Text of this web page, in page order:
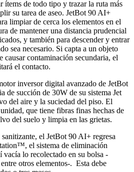
ítems de todo tipo y trazar la ruta más
su tarea de aseo. JetBot 90 AI+
limpiar de cerca los elementos en el
de mantener una distancia prudencial
y también para descender y entrar
sea necesario. Si capta a un objeto
causar contaminación secundaria, el
el contacto.
inversor digital avanzado de JetBot
de succión de 30W de su sistema Jet
del aire y la suciedad del piso. El
que tiene fibras finas hechas de
del suelo y limpia en las grietas.
el JetBot 90 AI+ regresa
el sistema de eliminación
lo recolectado en su bolsa -
otros elementos-. Esta debe